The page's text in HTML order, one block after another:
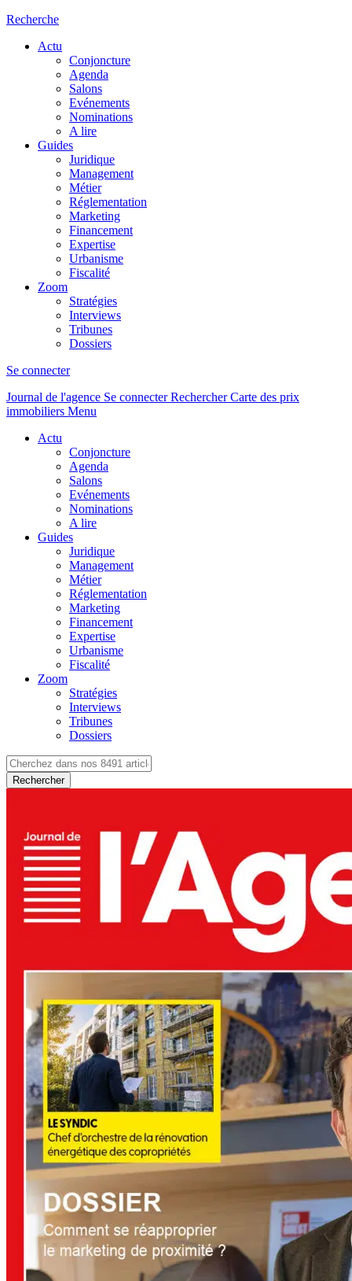
Recherche
Actu
Conjoncture
Agenda
Salons
Evénements
Nominations
A lire
Guides
Juridique
Management
Métier
Réglementation
Marketing
Financement
Expertise
Urbanisme
Fiscalité
Zoom
Stratégies
Interviews
Tribunes
Dossiers
Se connecter
Journal de l'agence Se connecterRechercher Carte des prix
immobiliers Menu
Actu
Conjoncture
Agenda
Salons
Evénements
Nominations
A lire
Guides
Juridique
Management
Métier
Réglementation
Marketing
Financement
Expertise
Urbanisme
Fiscalité
Zoom
Stratégies
Interviews
Tribunes
Dossiers
Rechercher